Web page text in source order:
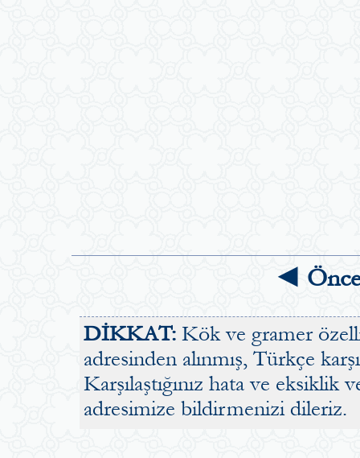
◄
DİKKAT: Kök ve gramer
adresinden alınmış, Türkçe
Karşılaştığınız hata ve
adresimize bildirmenizi dileriz.